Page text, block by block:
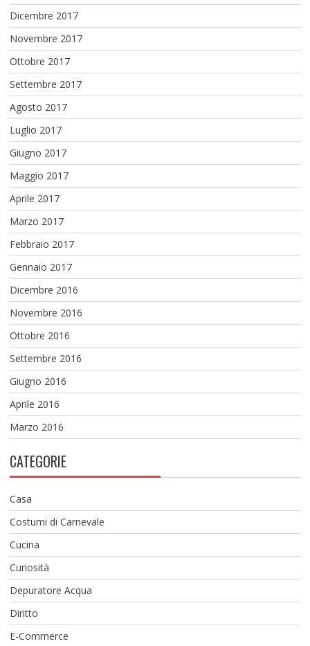
Dicembre 2017
Novembre 2017
Ottobre 2017
Settembre 2017
Agosto 2017
Luglio 2017
Giugno 2017
Maggio 2017
Aprile 2017
Marzo 2017
Febbraio 2017
Gennaio 2017
Dicembre 2016
Novembre 2016
Ottobre 2016
Settembre 2016
Giugno 2016
Aprile 2016
Marzo 2016
CATEGORIE
Casa
Costumi di Carnevale
Cucina
Curiosità
Depuratore Acqua
Diritto
E-Commerce